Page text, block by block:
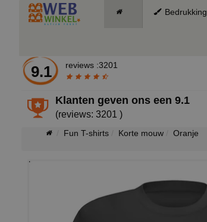
Bedrukking
9.1 reviews :3201
Klanten geven ons een9.1
(reviews: 3201 )
Fun T-shirts Korte mouw Oranje